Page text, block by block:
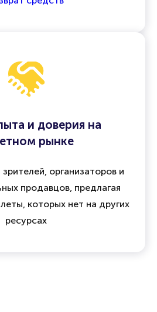
и доверия на
рынке
организаторов и
продавцов, предлагая
которых нет на других
ресурсах